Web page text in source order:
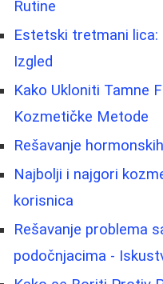
Rutine
Estetski tretmani
Izgled
Kako Ukloniti Tamne
Kozmetičke Metode
Rešavanje
Najbolji i najgori
korisnica
Rešavanje problema
podočnjacima -